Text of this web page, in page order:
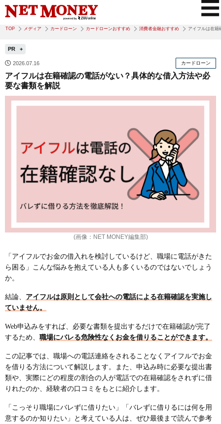
TOP メディア カードローン カードローンおすすめ 消費者金融おすすめ アイフルは在籍
PR
2026.07.16 カードローン
アイフルは在籍確認の電話がない？具体的な借入方法や必
要な書類を解説
(画像：NET MONEY編集部)
「アイフルでお金の借入れを検討しているけど、職場に電話がきた
ら困る」こんな悩みを抱えている人も多くいるのではないでしょう
か。
結論、 アイフルは原則として会社への電話による在籍確認を実施し
ていません。
Web申込みをすれば、必要な書類を提出するだけで在籍確認が完了
するため、 職場にバレる危険性なくお金を借りることができます。
この記事では、職場への電話連絡をされることなくアイフルでお金
を借りる方法について解説します。また、申込み時に必要な提出書
類や、実際にどの程度の割合の人が電話での在籍確認をされずに借
りれたのか、経験者の口コミをもとに紹介します。
「こっそり職場にバレずに借りたい」「バレずに借りるには何を用
意するのか知りたい」と考えている人は、ぜひ最後まで読んで参考